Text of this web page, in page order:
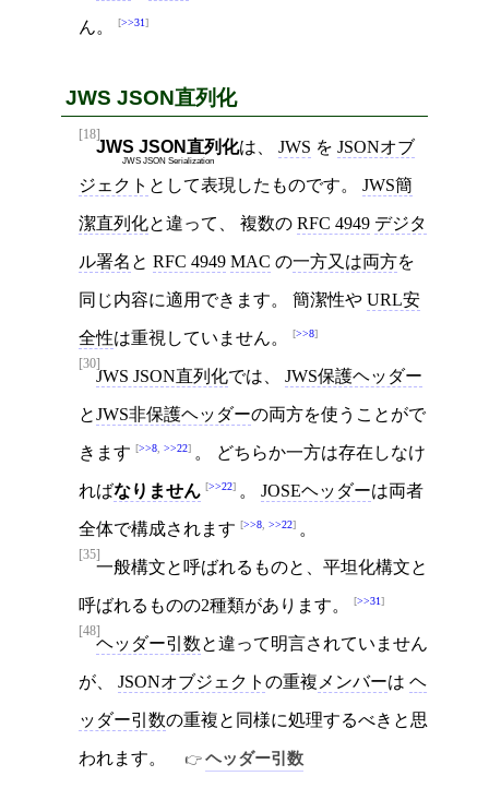
ん。 >>31
JWS JSON直列化
[18]
JWS JSON直列化
JWS JSON Serialization
は、 JWS を JSONオブ
ジェクト として表現したものです。 JWS簡
潔直列化と違って、 複数の RFC 4949 デジタ
ル署名 と RFC 4949 MAC の一方又は両方を
同じ内容に適用できます。 簡潔性や URL安
全性は重視していません。 >>8
[30]
JWS JSON直列化では、 JWS保護ヘッダー
とJWS非保護ヘッダーの両方を使うことがで
きます >>8 >>22 。 どちらか一方は存在しなけ
ればなりません >>22 。 JOSEヘッダーは両者
全体で構成されます >>8 >>22 。
[35]
一般構文と呼ばれるものと、平坦化構文と
呼ばれるものの2種類があります。 >>31
[48]
ヘッダー引数と違って明言されていません
が、 JSONオブジェクト の重複 メンバーは ヘ
ッダー引数の重複と同様に処理するべきと思
われます。 ヘッダー引数